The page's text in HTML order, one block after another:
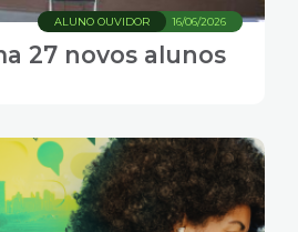
16/06/2026
ALUNO OUVIDOR
27 novos alunos